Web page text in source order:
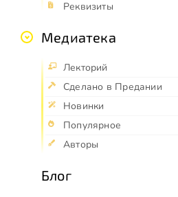
Реквизиты
Медиатека
Лекторий
Сделано в Предании
Новинки
Популярное
Авторы
Блог